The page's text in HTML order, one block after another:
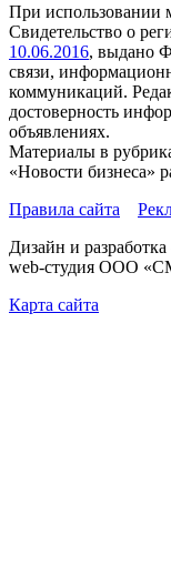
При использовании
Свидетельство о
10.06.2016, выдано
связи,
коммуникаций.
достоверность
объявлениях.
Материалы в
«Новости бизнеса»
Правила сайта
Дизайн и разработка
web-студия ООО
Карта сайта